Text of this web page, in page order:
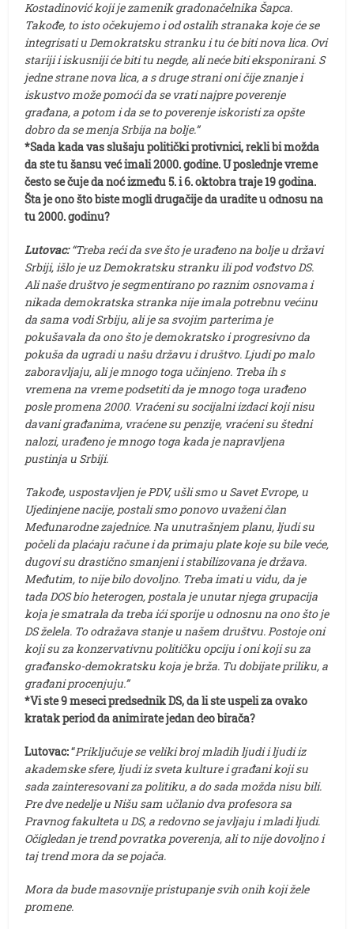
Kostadinović koji je zamenik gradonačelnika Šapca.
Takođe, to isto očekujemo i od ostalih stranaka koje će se
integrisati u Demokratsku stranku i tu će biti nova lica. Ovi
stariji i iskusniji će biti tu negde, ali neće biti eksponirani. S
jedne strane nova lica, a s druge strani oni čije znanje i
iskustvo može pomoći da se vrati najpre poverenje
građana, a potom i da se to poverenje iskoristi za opšte
dobro da se menja Srbija na bolje.”
*Sada kada vas slušaju politički protivnici, rekli bi možda
da ste tu šansu već imali 2000. godine. U poslednje vreme
često se čuje da noć između 5. i 6. oktobra traje 19 godina.
Šta je ono što biste mogli drugačije da uradite u odnosu na
tu 2000. godinu?
Lutovac:“Treba reći da sve što je urađeno na bolje u državi
Srbiji, išlo je uz Demokratsku stranku ili pod vođstvo DS.
Ali naše društvo je segmentirano po raznim osnovama i
nikada demokratska stranka nije imala potrebnu većinu
da sama vodi Srbiju, ali je sa svojim parterima je
pokušavala da ono što je demokratsko i progresivno da
pokuša da ugradi u našu državu i društvo. Ljudi po malo
zaboravljaju, ali je mnogo toga učinjeno. Treba ih s
vremena na vreme podsetiti da je mnogo toga urađeno
posle promena 2000. Vraćeni su socijalni izdaci koji nisu
davani građanima, vraćene su penzije, vraćeni su štedni
nalozi, urađeno je mnogo toga kada je napravljena
pustinja u Srbiji.
Takođe, uspostavljen je PDV, ušli smo u Savet Evrope, u
Ujedinjene nacije, postali smo ponovo uvaženi član
Međunarodne zajednice. Na unutrašnjem planu, ljudi su
počeli da plaćaju račune i da primaju plate koje su bile veće,
dugovi su drastično smanjeni i stabilizovana je država.
Međutim, to nije bilo dovoljno. Treba imati u vidu, da je
tada DOS bio heterogen, postala je unutar njega grupacija
koja je smatrala da treba ići sporije u odnosnu na ono što je
DS želela. To odražava stanje u našem društvu. Postoje oni
koji su za konzervativnu političku opciju i oni koji su za
građansko-demokratsku koja je brža. Tu dobijate priliku, a
građani procenjuju.”
*Vi ste 9 meseci predsednik DS, da li ste uspeli za ovako
kratak period da animirate jedan deo birača?
Lutovac:“Priključuje se veliki broj mladih ljudi i ljudi iz
akademske sfere, ljudi iz sveta kulture i građani koji su
sada zainteresovani za politiku, a do sada možda nisu bili.
Pre dve nedelje u Nišu sam učlanio dva profesora sa
Pravnog fakulteta u DS, a redovno se javljaju i mladi ljudi.
Očigledan je trend povratka poverenja, ali to nije dovoljno i
taj trend mora da se pojača.
Mora da bude masovnije pristupanje svih onih koji žele
promene.